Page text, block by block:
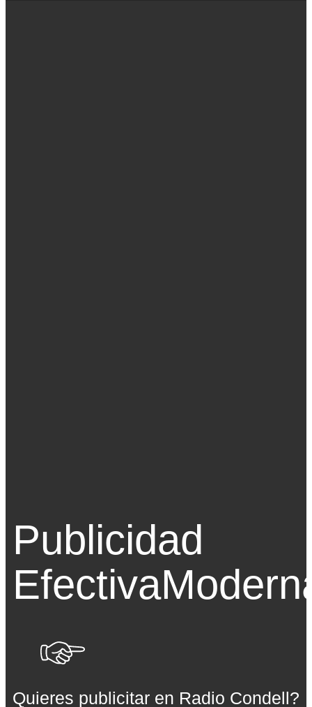
Publicidad
Efectiva
Quieres publicitar en Radio Condell?